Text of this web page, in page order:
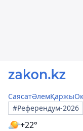
СаясатӘлемҚаржы
#Референдум-2026
+22°